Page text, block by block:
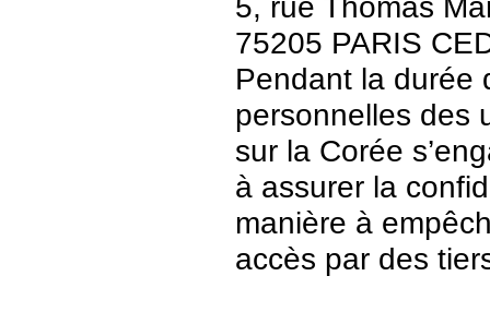
75205 PARIS
Pendant la durée
personnelles des
sur la Corée
à assurer la
manière à
accès par des